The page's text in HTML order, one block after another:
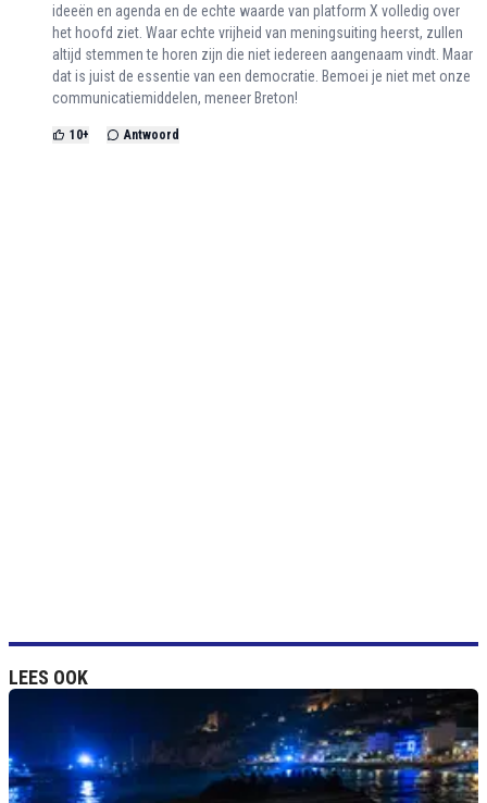
ideeën en agenda en de echte waarde van platform X volledig over
het hoofd ziet. Waar echte vrijheid van meningsuiting heerst, zullen
altijd stemmen te horen zijn die niet iedereen aangenaam vindt. Maar
dat is juist de essentie van een democratie. Bemoei je niet met onze
communicatiemiddelen, meneer Breton!
10+ Antwoord
LEES OOK